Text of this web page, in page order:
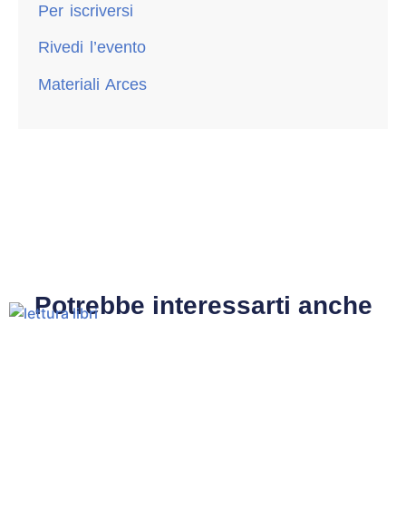
Per iscriversi
Rivedi l’evento
Materiali Arces
Potrebbe interessarti anche